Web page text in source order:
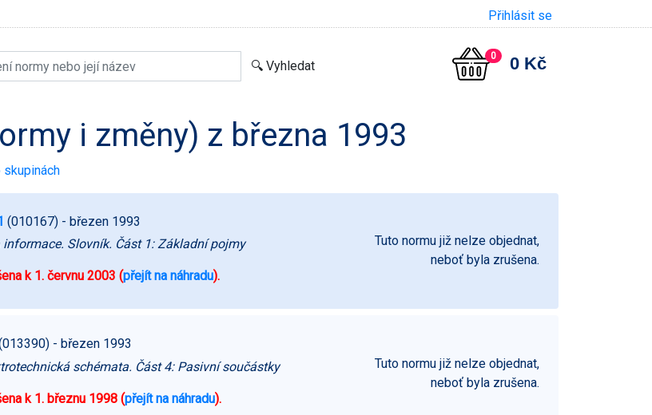
Přihlásit se
0 0 Kč
i změny) z března 1993
(010167) - březen 1993
informace. Slovník. Část 1: Základní pojmy
k 1. červnu 2003 (přejít na náhradu).
Tuto normu již nelze objednat,
neboť byla zrušena.
- březen 1993
schémata. Část 4: Pasivní součástky
k 1. březnu 1998 (přejít na náhradu).
Tuto normu již nelze objednat,
neboť byla zrušena.